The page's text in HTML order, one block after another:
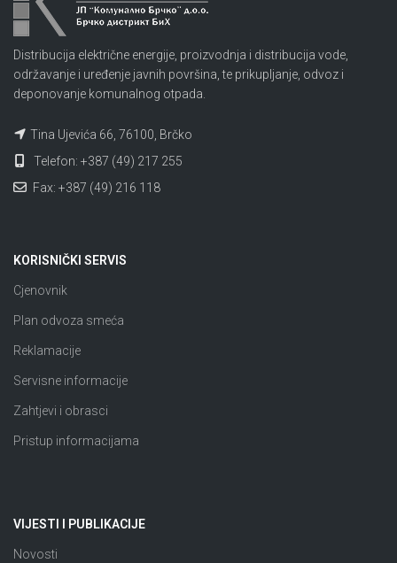
Distribucija električne energije, proizvodnja i distribucija vode,
održavanje i uređenje javnih površina, te prikupljanje, odvoz i
deponovanje komunalnog otpada.
Tina Ujevića 66, 76100, Brčko
Telefon: +387 (49) 217 255
Fax: +387 (49) 216 118
KORISNIČKI SERVIS
Cjenovnik
Plan odvoza smeća
Reklamacije
Servisne informacije
Zahtjevi i obrasci
Pristup informacijama
VIJESTI I PUBLIKACIJE
Novosti